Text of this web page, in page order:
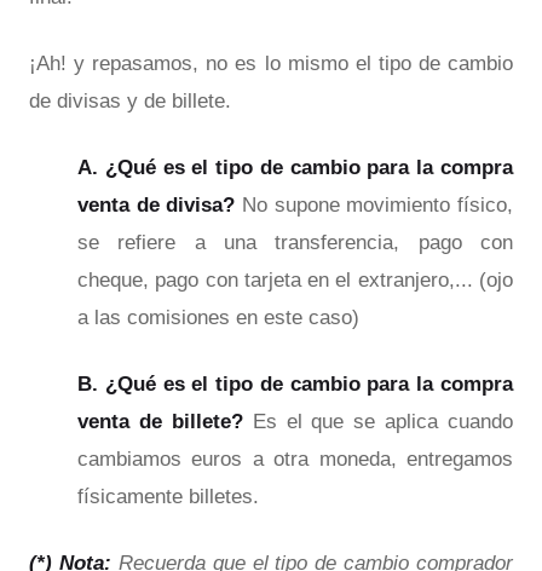
¡Ah! y repasamos, no es lo mismo el tipo de cambio
de divisas y de billete.
A. ¿Qué es el tipo de cambio para la compra
venta de divisa? No supone movimiento físico,
se refiere a una transferencia, pago con
cheque, pago con tarjeta en el extranjero,... (ojo
a las comisiones en este caso)
B. ¿Qué es el tipo de cambio para la compra
venta de billete?Es el que se aplica cuando
cambiamos euros a otra moneda, entregamos
físicamente billetes.
(*) Nota: Recuerda que el tipo de cambio comprador